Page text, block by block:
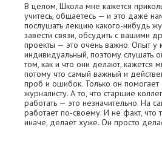
В целом, Школа мне кажется
учитесь, общаетесь — и это даже
послушать лекцию какого-нибудь
завести связи, обсудить с вашими
проекты — это очень важно. Опыт у
индивидуальный, поэтому слушать
том, как и что они делают, кажется
потому что самый важный и
проб и ошибок. Только он помогает
журналисту. А то, что старшие
работать — это незначительно. На
работает по-своему. И не факт, что
иначе, делает хуже. Он просто